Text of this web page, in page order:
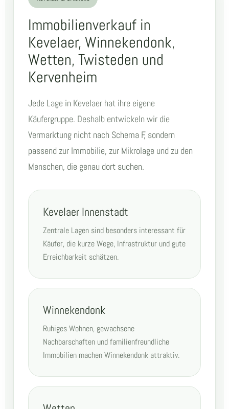
Immobilienverkauf in
Kevelaer, Winnekendonk,
Wetten, Twisteden und
Kervenheim
Jede Lage in Kevelaer hat ihre eigene
Käufergruppe. Deshalb entwickeln wir die
Vermarktung nicht nach Schema F, sondern
passend zur Immobilie, zur Mikrolage und zu den
Menschen, die genau dort suchen.
Kevelaer Innenstadt
Zentrale Lagen sind besonders interessant für
Käufer, die kurze Wege, Infrastruktur und gute
Erreichbarkeit schätzen.
Winnekendonk
Ruhiges Wohnen, gewachsene
Nachbarschaften und familienfreundliche
Immobilien machen Winnekendonk attraktiv.